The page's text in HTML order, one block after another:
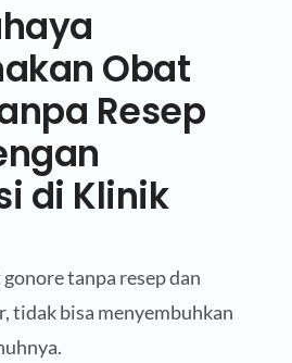
Obat
Resep
di Klinik
tanpa resep dan
tidak bisa menyembuhkan